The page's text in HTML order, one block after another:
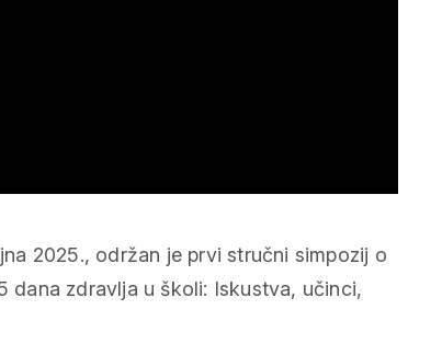
2025., održan je prvi stručni simpozij o
dana zdravlja u školi: Iskustva, učinci,